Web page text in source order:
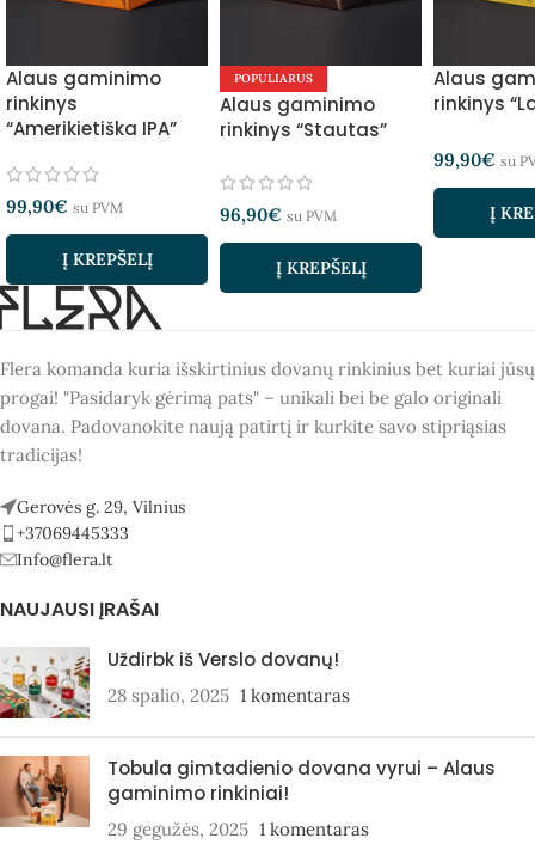
Alaus gaminimo
rinkinys
“Amerikietiška IPA”
99,90€ su PVM
Į KREPŠELĮ
POPULIARUS
Alaus gaminimo
rinkinys “Stautas”
96,90€ su PVM
Į KREPŠELĮ
Alaus
rinkinys
99,90€ su
Į
Flera komanda kuria išskirtinius dovanų rinkinius bet kuriai jūsų
progai! "Pasidaryk gėrimą pats" – unikali bei be galo originali
dovana. Padovanokite naują patirtį ir kurkite savo stipriąsias
tradicijas!
Gerovės g. 29, Vilnius
+37069445333
Info@flera.lt
NAUJAUSI ĮRAŠAI
Uždirbk iš Verslo dovanų!
28 spalio, 2025 1 komentaras
Tobula gimtadienio dovana vyrui – Alaus
gaminimo rinkiniai!
29 gegužės, 2025 1 komentaras